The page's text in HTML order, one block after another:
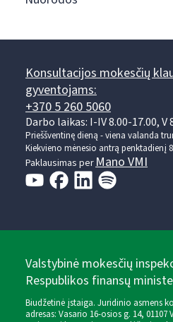
Konsultacijos mokesčių
gyventojams:
+370 5 260 5060
Darbo laikas: I-IV 8.00-17.00, V
Prieššventinę dieną - viena valanda
Kiekvieno mėnesio antrą penktadienį
Paklausimas perMano VMI
Valstybinė mokesčių
Respublikos finansų
Biudžetinė įstaiga. Juridinio asmens
adresas: Vasario 16-osios g. 14,